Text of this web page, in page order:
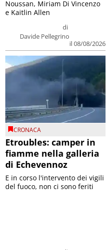
di
Davide Pellegrino
il 08/08/2026
Noussan, Miriam Di Vincenzo
e Kaitlin Allen
CRONACA
Etroubles: camper in
fiamme nella galleria
di Echevennoz
E in corso l'intervento dei vigili
del fuoco, non ci sono feriti